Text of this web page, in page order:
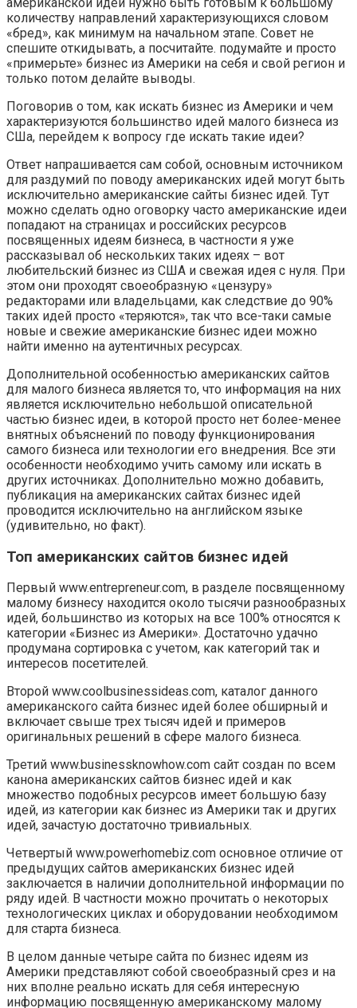
количеству направлений характеризующихся словом
«бред», как минимум на начальном этапе. Совет не
спешите откидывать, а посчитайте. подумайте и просто
«примерьте» бизнес из Америки на себя и свой регион и
только потом делайте выводы.
Поговорив о том, как искать бизнес из Америки и чем
характеризуются большинство идей малого бизнеса из
СШа, перейдем к вопросу где искать такие идеи?
Ответ напрашивается сам собой, основным источником
для раздумий по поводу американских идей могут быть
исключительно американские сайты бизнес идей. Тут
можно сделать одно оговорку часто американские идеи
попадают на страницах и российских ресурсов
посвященных идеям бизнеса, в частности я уже
рассказывал об нескольких таких идеях – вот
любительский бизнес из США и свежая идея с нуля. При
этом они проходят своеобразную «цензуру»
редакторами или владельцами, как следствие до 90%
таких идей просто «теряются», так что все-таки самые
новые и свежие американские бизнес идеи можно
найти именно на аутентичных ресурсах.
Дополнительной особенностью американских сайтов
для малого бизнеса является то, что информация на них
является исключительно небольшой описательной
частью бизнес идеи, в которой просто нет более-менее
внятных объяснений по поводу функционирования
самого бизнеса или технологии его внедрения. Все эти
особенности необходимо учить самому или искать в
других источниках. Дополнительно можно добавить,
публикация на американских сайтах бизнес идей
проводится исключительно на английском языке
(удивительно, но факт).
Топ американских сайтов бизнес идей
Первый www.entrepreneur.com, в разделе посвященному
малому бизнесу находится около тысячи разнообразных
идей, большинство из которых на все 100% относятся к
категории «Бизнес из Америки». Достаточно удачно
продумана сортировка с учетом, как категорий так и
интересов посетителей.
Второй www.coolbusinessideas.com, каталог данного
американского сайта бизнес идей более обширный и
включает свыше трех тысяч идей и примеров
оригинальных решений в сфере малого бизнеса.
Третий www.businessknowhow.com сайт создан по всем
канона американских сайтов бизнес идей и как
множество подобных ресурсов имеет большую базу
идей, из категории как бизнес из Америки так и других
идей, зачастую достаточно тривиальных.
Четвертый www.powerhomebiz.com основное отличие от
предыдущих сайтов американских бизнес идей
заключается в наличии дополнительной информации по
ряду идей. В частности можно прочитать о некоторых
технологических циклах и оборудовании необходимом
для старта бизнеса.
В целом данные четыре сайта по бизнес идеям из
Америки представляют собой своеобразный срез и на
них вполне реально искать для себя интересную
информацию посвященную американскому малому